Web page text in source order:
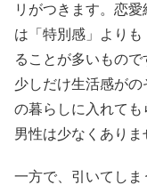
リがつきます。恋
は「特別感」より
ることが多いもの
少しだけ生活感が
の暮らしに入れて
男性は少なくありま
一方で、引いてしま